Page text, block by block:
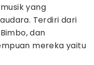
yang
Terdiri dari
dan
mereka yaitu